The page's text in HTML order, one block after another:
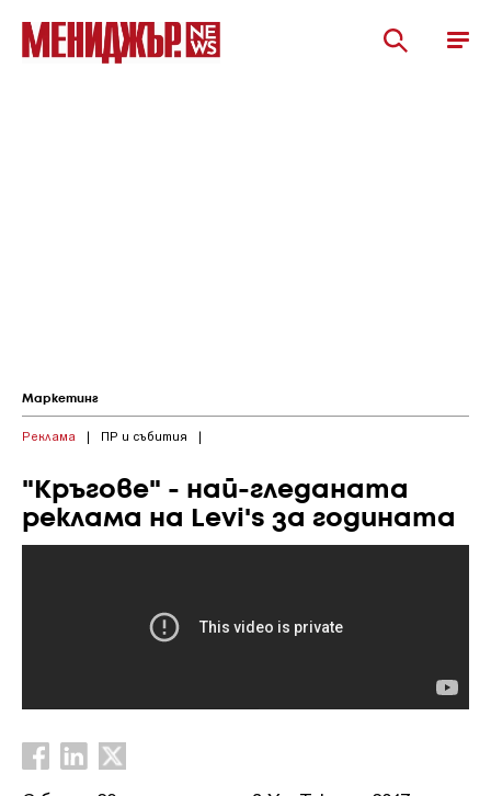
Маркетинг
Реклама | ПР и събития |
"Кръгове" - най-гледаната
реклама на Levi's за годината